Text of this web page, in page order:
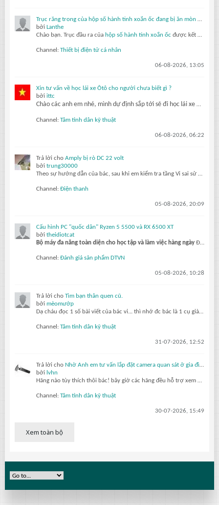
Trục răng trong của hộp số hành tinh xoắn ốc đang bị ăn mòn do ma sát dưới tác động của mô-men xoắn thay đổi.
bởi Lanthe
Chào bạn. Trục đầu ra của hộp số hành tinh xoắn ốc được kết nối với mặt bích của khách hàng thông qua một trục răng trong. Sau chưa đầy sáu tháng hoạt động, nó phát ra tiếng kêu lách cách và độ rơ lớn đáng báo động.
Channel: Thiết bị điện tử cá nhân
06-08-2026, 13:05
Xin tư vấn về học lái xe Ôtô cho người chưa biết gì ?
bởi ittc
Chào các anh em nhé, mình dự định sắp tới sẽ đi học lái xe Ôtô, thi lấy bằng lái. Cụ thể mình sẽ học và thi lấy giấy phép lái xe hạng B. Thật sự mình là người chưa có kiến thức hiểu biết gì về Ôtô cả ? tất nhiên mình sẽ phải
Channel: Tâm tình dân kỹ thuật
06-08-2026, 06:22
Trả lời cho Amply bị rò DC 22 volt
bởi trung30000
Theo sự hướng dẫn của bác, sau khi em kiểm tra tầng Vi sai sử dụng cặp c1815, tiếp đến là 1 con a1013, và cặp thúc sử dụng mje304g và mje305g, em đã tiến hành thay cặp Vi sai c1815 sau đó mở máy lên đo ngõ công suất DC 0,2V hai giây sau máy đo...
Channel: Điện thanh
05-08-2026, 20:09
Cấu hình PC "quốc dân" Ryzen 5 5500 và RX 6500 XT
bởi theidiotcat
Bộ máy đa năng toàn diện cho học tập và làm việc hàng ngày Đối với học sinh, sinh viên và người làm việc văn phòng, việc sở hữu một bộ PC cân bằng giữa học tập, công việc và giải trí là nhu cầu vô cùng thực tế. Combo Ryzen...
Channel: Đánh giá sản phẩm DTVN
05-08-2026, 10:28
Trả lời cho Tìm bạn thân quen cũ.
bởi mèomướp
Dạ cháu đọc 1 số bài viết của bác vi... thì nhớ đc bác là 1 cụ già gần 80 tuổi, sức khỏe yếu. Đam mê và làm vc về kỹ thuật điện. Thích thơ ca. Có nhìu bài chia sẻ quý báu cho thế hệ sau. Tuy nhiên già rồi nên khái tính, bảo thủ, nhưng vẫn đáng kính ạ... còn lão nhathung... thì kiểu bố đời
Channel: Tâm tình dân kỹ thuật
31-07-2026, 12:52
Trả lời cho Nhờ Anh em tư vấn lắp đặt camera quan sát ở gia đình.
bởi lvhn
Hãng nào tùy thích thôi bác! bây giờ các hãng đều hỗ trợ xem qua máy tính hay điện thoại đều được. Gắn Trước tiên mua về cắm nguồn set ip hết xong hãy lắp lên, cam poe chỉ cần 4 lõi là hoạt động bình thường nên 1 dây kéo cho 2 cam vẫn ok
Channel: Tâm tình dân kỹ thuật
30-07-2026, 15:49
Xem toàn bộ